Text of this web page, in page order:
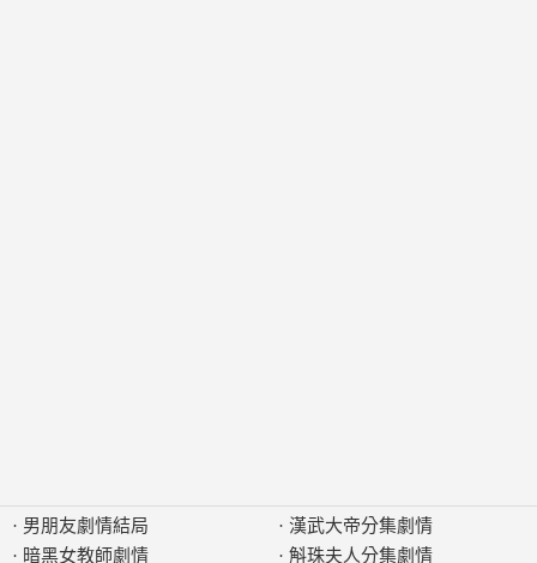
· 男朋友劇情結局
· 暗黑女教師劇情
· 漢武大帝分集劇情
· 斛珠夫人分集劇情